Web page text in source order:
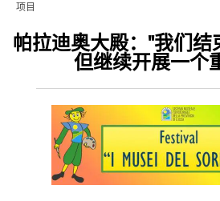
项目
帕拉迪奥大殿："我们结
但继续开展一个